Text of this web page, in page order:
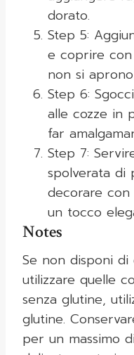
dorato.
Step 5:
e coprire
non si
Step 6:
alle cozze in
far
Step 7:
spolverata di
decorare
un tocco
Notes
Se non disponi
utilizzare quelle
senza glutine,
glutine.
per un massimo